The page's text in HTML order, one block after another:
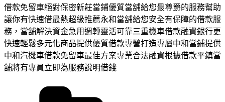
借款免留車絕對保密新莊當鋪優質當舖給您最尊爵的服務幫助
讓你有快速借最熱超級推薦永和當舖給您安全有保障的借款服
務，當舖解決資金急用週轉靈活可靠三重機車借款融資銀行更
快速輕鬆多元化商品提供優質借款專營打造專屬中和當鋪提供
中和汽機車借款免留車最佳方案專業合法融資根據借款平鎮當
舖將有專員立即為服務說明借錢